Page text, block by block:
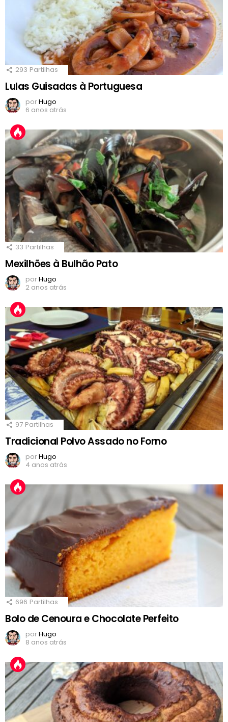
293 Partilhas
Lulas Guisadas à Portuguesa
porHugo
6 anos atrás
33 Partilhas
Mexilhões à Bulhão Pato
porHugo
2 anos atrás
97 Partilhas
Tradicional Polvo Assado no Forno
porHugo
4 anos atrás
696 Partilhas
Bolo de Cenoura e Chocolate Perfeito
porHugo
8 anos atrás